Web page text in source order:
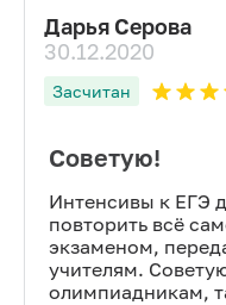
Дарья Серова
30.12.2020
Засчитан
Советую!
Интенсивы к ЕГЭ
повторить всё
экзаменом,
учителям.
олимпиадникам,